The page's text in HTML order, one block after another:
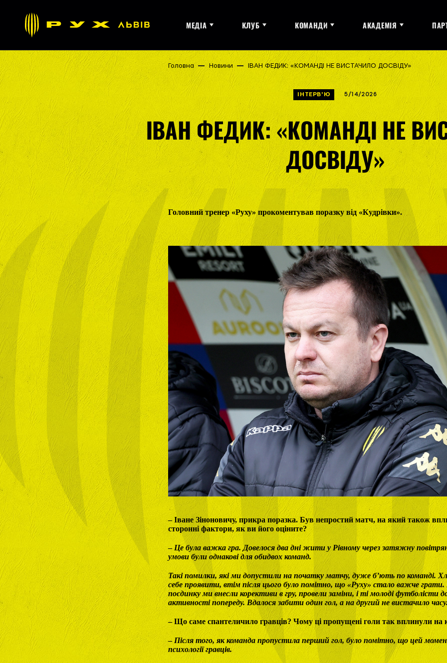
МЕДІА КЛУБ КОМАНДИ АКАДЕМІЯ
Головна Новини ІВАН ФЕДИК: «КОМАНДІ НЕ ВИСТАЧИЛО ДОСВІДУ»
ІНТЕРВ'Ю 5/14/2026
ІВАН ФЕДИК: «КОМАНДІ НЕ
ДОСВІДУ»
Головний тренер «Руху» прокоментував поразку від «Кудрівки».
– Іване Зіноновичу, прикра поразка. Був непростий матч, на який також
сторонні фактори, як ви його оціните?
– Це була важка гра. Довелося два дні жити у Рівному через затяжну
умови були однакові для обидвох команд.
Такі помилки, які ми допустили на початку матчу, дуже б’ють по команді.
себе проявити, втім після цього було помітно, що «Руху» стало важче грати.
поєдинку ми внесли корективи в гру, провели заміни, і ті молоді футболісти
активності попереду. Вдалося забити один гол, а на другий не вистачило часу.
– Що саме спантеличило гравців? Чому ці пропущені голи так вплинули на
– Після того, як команда пропустила перший гол, було помітно, що цей
психології гравців.